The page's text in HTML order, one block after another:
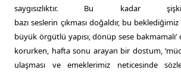
saygısızlıktır. Bu kadar
bazı seslerin çıkması doğaldır, bu
büyük örgütlü yapısı, dönüp sese
korurken, hafta sonu arayan bir dostum,
ulaşması ve emeklerimiz neticesinde